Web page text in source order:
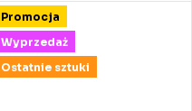
Promocja
Wyprzedaż
Ostatnie sztuki